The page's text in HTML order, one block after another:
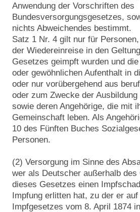
Anwendung der Vorschriften des
Bundesversorgungsgesetzes,
nichts Abweichendes bestimmt.
Satz 1 Nr. 4 gilt nur für
der Wiedereinreise in den
Gesetzes geimpft wurden und
oder gewöhnlichen Aufenthalt in
oder nur vorübergehend aus
oder zum Zwecke der Ausbildung
sowie deren Angehörige, die mit
Gemeinschaft leben. Als
10 des Fünften Buches
Personen.
(2) Versorgung im Sinne des
wer als Deutscher außerhalb des
dieses Gesetzes einen
Impfung erlitten hat, zu der er auf
Impfgesetzes vom 8. April 1874